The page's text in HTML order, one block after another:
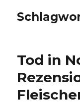
Tod in